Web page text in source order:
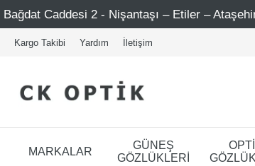
Nişantaşı – Etiler – Ataşehir 750 TL
Kargo Takibi Yardım İletişim
MARKALAR
GÜNEŞ
GÖZLÜKLERİ